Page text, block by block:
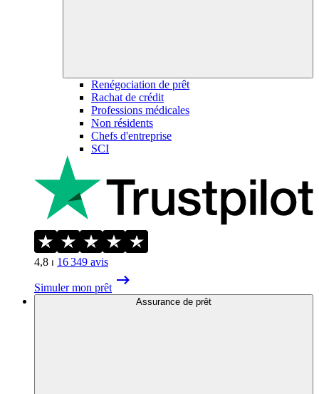
Renégociation de prêt
Rachat de crédit
Professions médicales
Non résidents
Chefs d'entreprise
SCI
4,8 ⏐ 16 349 avis
Simuler mon prêt
Assurance de prêt